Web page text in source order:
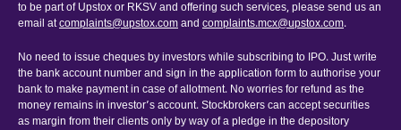
to be part of Upstox or RKSV and offering such services, please send us an
email atcomplaints@upstox.comand complaints.mcx@upstox.com.
No need to issue cheques by investors while subscribing to IPO. Just write
the bank account number and sign in the application form to authorise your
bank to make payment in case of allotment. No worries for refund as the
money remains in investor’s account. Stockbrokers can accept securities
as margin from their clients only by way of a pledge in the depository